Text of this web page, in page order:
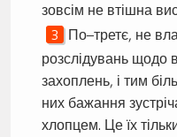
зовсім не втішна
По–третє, не
розслідувань щодо
захоплень, і тим
них бажання
хлопцем. Це їх